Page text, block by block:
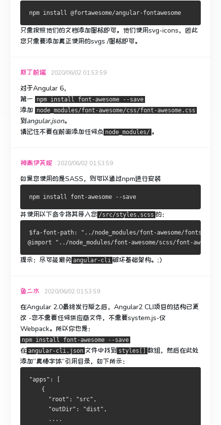
只需按照他们的文档添加图标即可。 他们使用svg-icons，因此
您只需要添加真正使用的svgs /图标即可。
斯丁前端 2020/06/02 01:53:59
对于Angular 6，
第一
npm install font-awesome --save
添加 node_modules/font-awesome/css/font-awesome.css
到angular.json。
请记住不要在前面添加任何点 node_modules/ 。
神离伊芙妮 2020/06/02 01:53:59
如果您使用的是SASS，则可以通过npm进行安装
并使用以下命令将其导入您 /src/styles.scss 的：
$fa-font-path: "../node_modules/font-awesome/fonts";
@import "../node_modules/font-awesome/scss/font-
提示：尽可能避免 angular-cli 破坏基础架构。 ;）
鱼二水 2020/06/02 01:53:59
在Angular 2.0最终发行版之后， Angular2 CLI项目的结构已更
改 -您不需要任何供应商文件，不需要system.js-仅
Webpack。 所以你也是：
npm install font-awesome --save
在 angular-cli.json 文件中找到 styles[]
数组，然后在此处
添加“真棒字体”引用目录，如下所示：
"apps": [
    {
      "root": "src",
      "outDir": "dist",
      ....